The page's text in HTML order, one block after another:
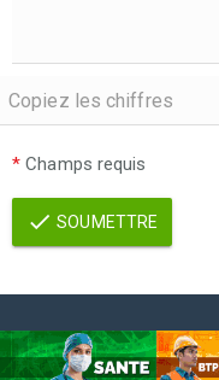
* Champs requis
SOUMETTRE